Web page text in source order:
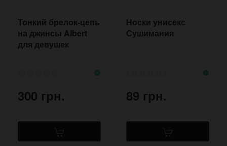
Тонкий брелок-цепь
на джинсы Albert
для девушек
300 грн.
Носки унисекс
Сушимания
89 грн.